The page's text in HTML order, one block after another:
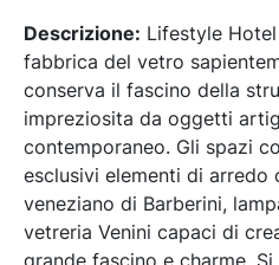
Descrizione: Lifestyle
fabbrica del vetro
conserva il fascino della
impreziosita da oggetti
contemporaneo. Gli spazi
esclusivi elementi di arredo
veneziano di Barberini,
vetreria Venini capaci di
grande fascino e charme.